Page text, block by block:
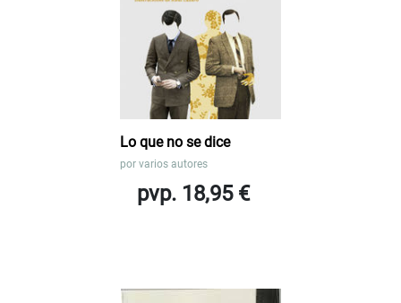
Lo que no se dice
por varios autores
pvp. 18,95 €